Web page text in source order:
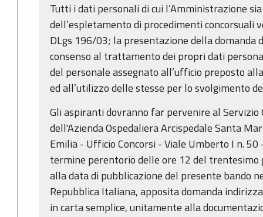
Tutti i dati personali di cui l’Amministrazione
dell’espletamento di procedimenti
DLgs 196/03; la presentazione della domanda
consenso al trattamento dei propri dati
del personale assegnato all’ufficio preposto
ed all’utilizzo delle stesse per lo svolgimento
Gli aspiranti dovranno far pervenire al Servizio
dell'Azienda Ospedaliera Arcispedale Santa
Emilia - Ufficio Concorsi - Viale Umberto I n.
termine perentorio delle ore 12 del trentesimo
alla data di pubblicazione del presente bando
Repubblica Italiana, apposita domanda
in carta semplice, unitamente alla